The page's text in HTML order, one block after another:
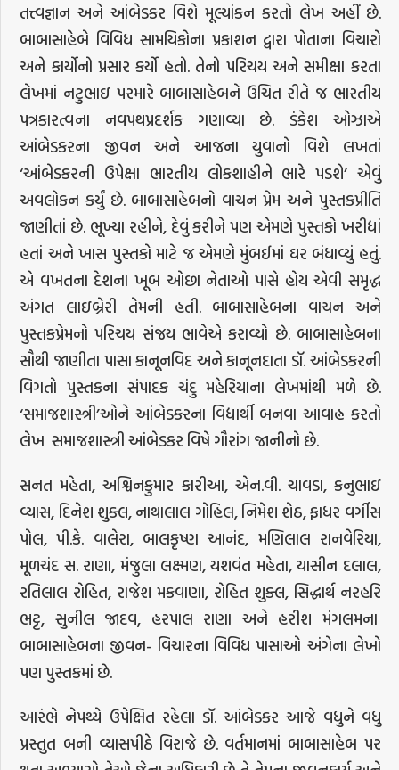
તત્ત્વજ્ઞાન અને આંબેડકર વિશે મૂલ્યાંકન કરતો લેખ અહીં છે.
બાબાસાહેબે વિવિધ સામયિકોના પ્રકાશન દ્વારા પોતાના વિચારો
અને કાર્યોનો પ્રસાર કર્યો હતો. તેનો પરિચય અને સમીક્ષા કરતા
લેખમાં નટુભાઇ પરમારે બાબાસાહેબને ઉચિત રીતે જ ભારતીય
પત્રકારત્વના નવપથપ્રદર્શક ગણાવ્યા છે. ડંકેશ ઓઝાએ
આંબેડકરના જીવન અને આજના યુવાનો વિશે લખતાં
‘આંબેડકરની ઉપેક્ષા ભારતીય લોકશાહીને ભારે પડશે’ એવું
અવલોકન કર્યું છે. બાબાસાહેબનો વાચન પ્રેમ અને પુસ્તકપ્રીતિ
જાણીતાં છે. ભૂખ્યા રહીને, દેવું કરીને પણ એમણે પુસ્તકો ખરીદ્યાં
હતાં અને ખાસ પુસ્તકો માટે જ એમણે મુંબઈમાં ઘર બંધાવ્યું હતું.
એ વખતના દેશના ખૂબ ઓછા નેતાઓ પાસે હોય એવી સમૃદ્ધ
અંગત લાઇબ્રેરી તેમની હતી. બાબાસાહેબના વાચન અને
પુસ્તકપ્રેમનો પરિચય સંજય ભાવેએ કરાવ્યો છે. બાબાસાહેબના
સૌથી જાણીતા પાસા કાનૂનવિદ અને કાનૂનદાતા ડૉ. આંબેડકરની
વિગતો પુસ્તકના સંપાદક ચંદુ મહેરિયાના લેખમાંથી મળે છે.
‘સમાજશાસ્ત્રી’ઓને આંબેડકરના વિદ્યાર્થી બનવા આવાહ્ન કરતો
લેખ સમાજશાસ્ત્રી આંબેડકર વિષે ગૌરાંગ જાનીનો છે.
સનત મહેતા, અશ્વિનકુમાર કારીઆ, એન.વી. ચાવડા, કનુભાઇ
વ્યાસ, દિનેશ શુક્લ, નાથાલાલ ગોહિલ, નિમેશ શેઠ, ફાધર વર્ગીસ
પોલ, પી.કે. વાલેરા, બાલકૃષ્ણ આનંદ, મણિલાલ રાનવેરિયા,
મૂળચંદ સ. રાણા, મંજુલા લક્ષ્મણ, યશવંત મહેતા, યાસીન દલાલ,
રતિલાલ રોહિત, રાજેશ મકવાણા, રોહિત શુક્લ, સિદ્ધાર્થ નરહરિ
ભટ્ટ, સુનીલ જાદવ, હરપાલ રાણા અને હરીશ મંગલમના
બાબાસાહેબના જીવન- વિચારના વિવિધ પાસાઓ અંગેના લેખો
પણ પુસ્તકમાં છે.
આરંભે નેપથ્યે ઉપેક્ષિત રહેલા ડૉ. આંબેડકર આજે વધુને વધુ
પ્રસ્તુત બની વ્યાસપીઠે વિરાજે છે. વર્તમાનમાં બાબાસાહેબ પર